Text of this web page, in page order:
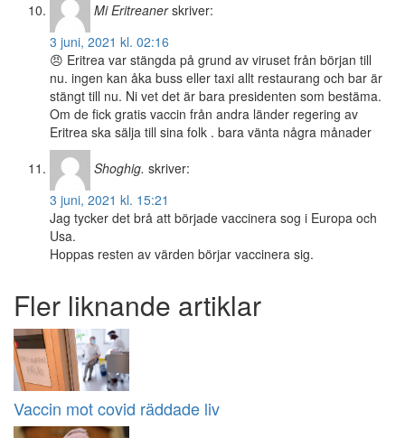
Mi Eritreaner skriver:
3 juni, 2021 kl. 02:16
😠 Eritrea var stängda på grund av viruset från början till
nu. ingen kan åka buss eller taxi allt restaurang och bar är
stängt till nu. Ni vet det är bara presidenten som bestäma.
Om de fick gratis vaccin från andra länder regering av
Eritrea ska sälja till sina folk . bara vänta några månader
Shoghig. skriver:
3 juni, 2021 kl. 15:21
Jag tycker det brå att började vaccinera sog i Europa och
Usa.
Hoppas resten av värden börjar vaccinera sig.
Fler liknande artiklar
Vaccin mot covid räddade liv